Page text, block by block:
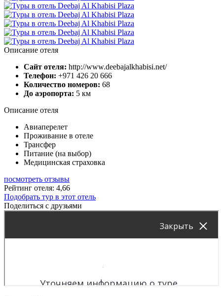
Описание отеля
Сайт отеля: http://www.deebajalkhabisi.net/
Телефон: +971 426 20 666
Количество номеров: 68
До аэропорта: 5 км
Описание отеля
Авиаперелет
Проживание в отеле
Трансфер
Питание (на выбор)
Медицинская страховка
посмотреть отзывы
Рейтинг отеля: 4,66
Подобрать тур в этот отель
Поделиться с друзьями